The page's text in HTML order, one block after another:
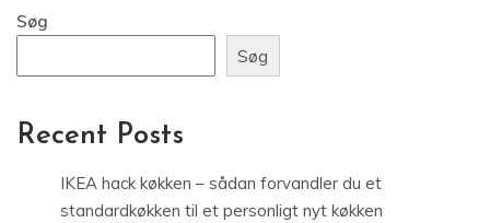
Søg
Søg
Recent Posts
IKEA hack køkken – sådan forvandler du et
standardkøkken til et personligt nyt køkken